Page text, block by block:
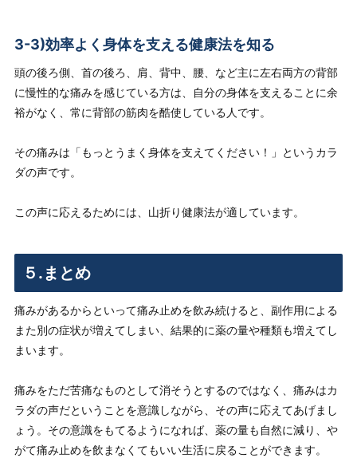
3-3)効率よく身体を支える健康法を知る
頭の後ろ側、首の後ろ、肩、背中、腰、など主に左右両方の背部
に慢性的な痛みを感じている方は、自分の身体を支えることに余
裕がなく、常に背部の筋肉を酷使している人です。
その痛みは「もっとうまく身体を支えてください！」というカラ
ダの声です。
この声に応えるためには、山折り健康法が適しています。
５.まとめ
痛みがあるからといって痛み止めを飲み続けると、副作用による
また別の症状が増えてしまい、結果的に薬の量や種類も増えてし
まいます。
痛みをただ苦痛なものとして消そうとするのではなく、痛みはカ
ラダの声だということを意識しながら、その声に応えてあげまし
ょう。その意識をもてるようになれば、薬の量も自然に減り、や
がて痛み止めを飲まなくてもいい生活に戻ることができます。